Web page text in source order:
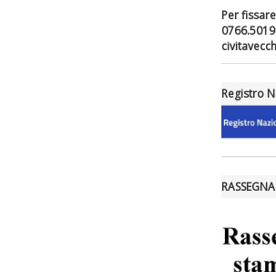
Per
Registro